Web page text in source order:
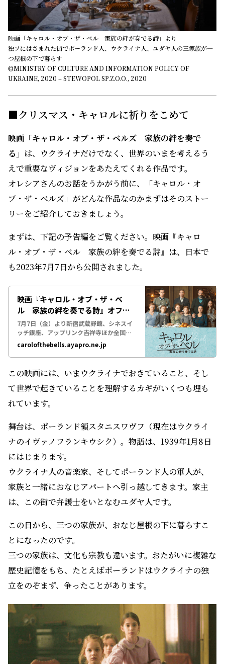
映画「キャロル・オブ・ザ・ベル 家族の絆が奏でる詩」より
独ソにはさまれた街でポーランド人、ウクライナ人、ユダヤ人の三家族が一
つ屋根の下で暮らす
©MINISTRY OF CULTURE AND INFORMATION POLICY OF
UKRAINE, 2020 – STEWOPOL SP.Z.O.O., 2020
■クリスマス・キャロルに祈りをこめて
映画「キャロル・オブ・ザ・ベルズ 家族の絆を奏で
る」 は、ウクライナだけでなく、世界のいまを考えるう
えで重要なヴィジョンをあたえてくれる作品です。
オレシアさんのお話をうかがう前に、「キャロル・オ
ブ・ザ・ベルズ」がどんな作品なのかまずはそのストー
リーをご紹介しておきましょう。
まずは、下記の予告編をご覧ください。映画『キャロ
ル・オブ・ザ・ベル 家族の絆を奏でる詩』は、日本で
も2023年7月7日から公開されました。
映画『キャロル・オブ・ザ・ベ
ル 家族の絆を奏でる詩』オフィ
シャルサイト
7月7日（金）より新宿武蔵野館、シネスイ
ッチ銀座、アップリンク吉祥寺ほか全国公
carolofthebells.ayapro.ne.jp
この映画には、いまウクライナでおきていること、そし
て世界で起きていることを理解するカギがいくつも埋も
れています。
舞台は、ポーランド領スタニスワヴフ（現在はウクライ
ナのイヴァノフランキウシク）。物語は、1939年1月8日
にはじまります。
ウクライナ人の音楽家、そしてポーランド人の軍人が、
家族と一緒におなじアパートへ引っ越してきます。家主
は、この街で弁護士をいとなむユダヤ人です。
この日から、三つの家族が、おなじ屋根の下に暮らすこ
とになったのです。
三つの家族は、文化も宗教も違います。おたがいに複雑な
歴史記憶をもち、たとえばポーランドはウクライナの独
立をのぞまず、争ったことがあります。